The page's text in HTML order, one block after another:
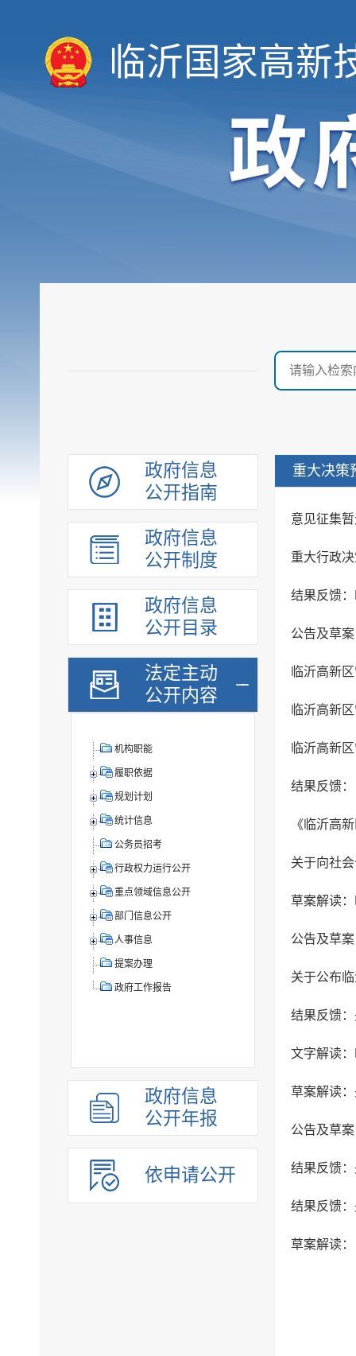
临沂国家高新
政府信息
公开指南
政府信息
公开制度
政府信息
公开目录
法定主动
公开内容
机构职能
履职依据
规划计划
统计信息
公务员招考
行政权力运行公开
重点领域信息公开
部门信息公开
人事信息
提案办理
政府工作报告
政府信息
公开年报
依申请公开
重大决策
意见征集
重大行政
临沂高新
临沂高新
关于公布
文字解读